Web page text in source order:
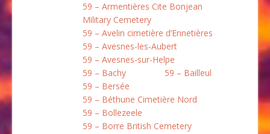
59 – Armentières Cite Bonjean
Military Cemetery
59 – Avelin cimetière d’Ennetières
59 – Avesnes-les-Aubert
59 – Avesnes-sur-Helpe
59 – Bachy
59 – Bailleul
59 – Bersée
59 – Béthune Cimetière Nord
59 – Bollezeele
59 – Borre British Cemetery